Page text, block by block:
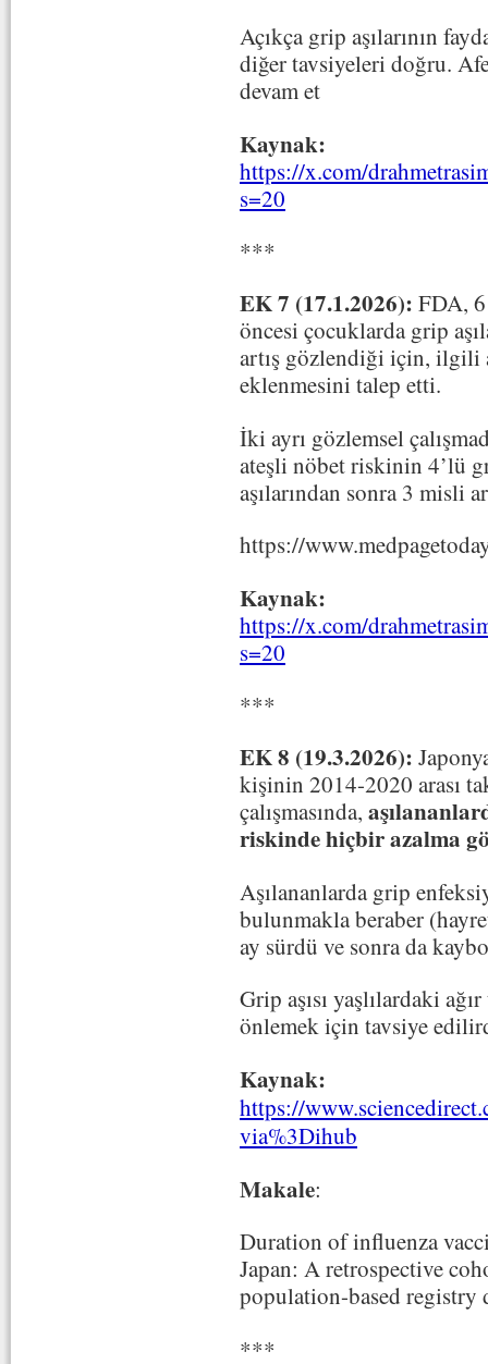
Açıkça grip aşılarının
diğer tavsiyeleri doğru.
devam et
Kaynak:
https://x.com/
s=20
***
EK 7 (17.1.2026): FDA,
öncesi çocuklarda grip
artış gözlendiği için, ilgili
eklenmesini talep etti.
İki ayrı gözlemsel
ateşli nöbet riskinin 4’lü
aşılarından sonra 3 misli
https://
Kaynak:
https://x.com/
s=20
***
EK 8 (19.3.2026):
kişinin 2014-2020 arası
çalışmasında,
riskinde hiçbir azalma
Aşılananlarda grip
bulunmakla beraber
ay sürdü ve sonra da
Grip aşısı yaşlılardaki
önlemek için tavsiye
Kaynak:
https://
via%3Dihub
Makale:
Duration of influenza
Japan: A retrospective
population-based registry
***